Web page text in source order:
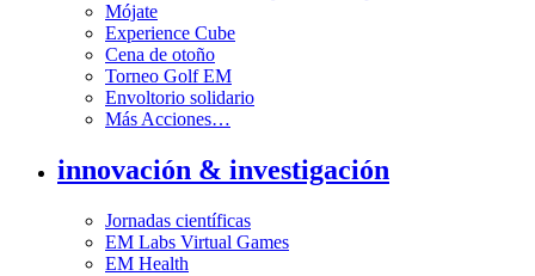
Mójate
Experience Cube
Cena de otoño
Torneo Golf EM
Envoltorio solidario
Más Acciones…
innovación & investigación
Jornadas científicas
EM Labs Virtual Games
EM Health